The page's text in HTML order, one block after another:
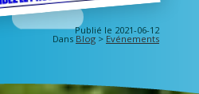
Publié le 2021-06-12
Dans Blog > Evénements